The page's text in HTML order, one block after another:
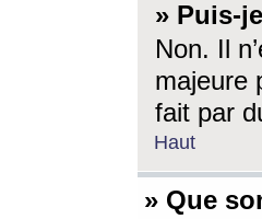
» Puis-
Non. Il
majeure
fait par
Haut
» Que